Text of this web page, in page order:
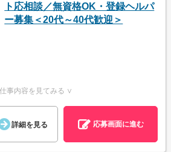
ト応相談／無資格OK・登録ヘルパ
ー募集＜20代～40代歓迎＞
仕事内容を見てみる ∨
詳細を見る 応募画面に進む